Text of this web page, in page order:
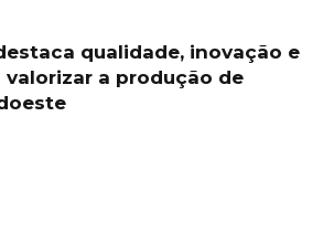
qualidade, inovação e
valorizar a produção de